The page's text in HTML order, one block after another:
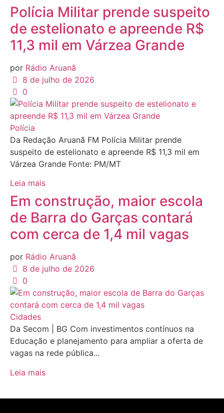
Polícia Militar prende suspeito
de estelionato e apreende R$
11,3 mil em Várzea Grande
por Rádio Aruanã
8 de julho de 2026
0
Polícia
Da Redação Aruanã FM Polícia Militar prende
suspeito de estelionato e apreende R$ 11,3 mil em
Várzea Grande Fonte: PM/MT
Leia mais
Em construção, maior escola
de Barra do Garças contará
com cerca de 1,4 mil vagas
por Rádio Aruanã
8 de julho de 2026
0
Cidades
Da Secom | BG Com investimentos contínuos na
Educação e planejamento para ampliar a oferta de
vagas na rede pública...
Leia mais